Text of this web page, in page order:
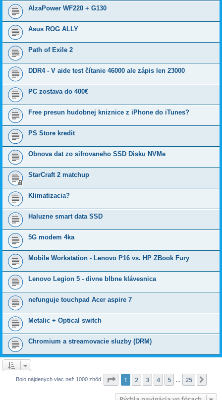
AlzaPower WF220 + G130
Asus ROG ALLY
Path of Exile 2
DDR4 - V aide test čítanie 46000 ale zápis len 23000
PC zostava do 400€
Free presun hudobnej kniznice z iPhone do iTunes?
PS Store kredit
Obnova dat zo sifrovaneho SSD Disku NVMe
StarCraft 2 matchup
Klimatizacia?
Haluzne smart data SSD
5G modem 4ka
Mobile Workstation - Lenovo P16 vs. HP ZBook Fury
Lenovo Legion 5 - divne blbne klávesnica
nefunguje touchpad Acer aspire 7
Metalic + Optical switch
Chromium a streamovacie sluzby (DRM)
Bolo nájdených viac než 1000 zhôd Strana1 z25
1 2 3 4 5 25